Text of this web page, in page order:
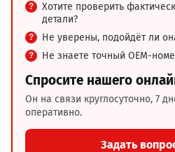
Хотите проверить
детали?
Не уверены, подойдёт ли
Не знаете точный OEM-
Спросите нашего
Он на связи круглосуточно, 7
оперативно.
Задать